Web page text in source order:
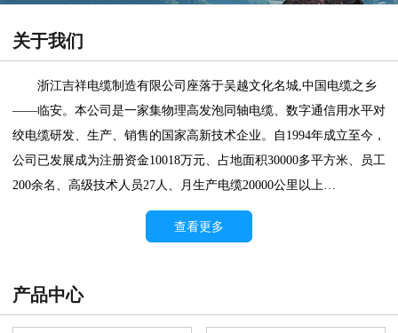
关于我们
浙江吉祥电缆制造有限公司座落于吴越文化名城,中国电缆之乡
――临安。本公司是一家集物理高发泡同轴电缆、数字通信用水平对
绞电缆研发、生产、销售的国家高新技术企业。自1994年成立至今，
公司已发展成为注册资金10018万元、占地面积30000多平方米、员工
200余名、高级技术人员27人、月生产电缆20000公里以上…
查看更多
产品中心